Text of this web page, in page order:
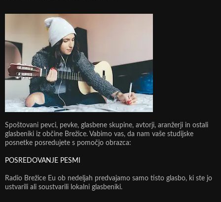
Spoštovani pevci, pevke, glasbene skupine, avtorji, aranžerji in ostali
glasbeniki iz občine Brežice. Vabimo vas, da nam vaše studijske
posnetke posredujete s pomočjo obrazca:
POSREDOVANJE PESMI
Radio Brežice Eu ob nedeljah predvajamo samo tisto glasbo, ki ste jo
ustvarili ali soustvarili lokalni glasbeniki.